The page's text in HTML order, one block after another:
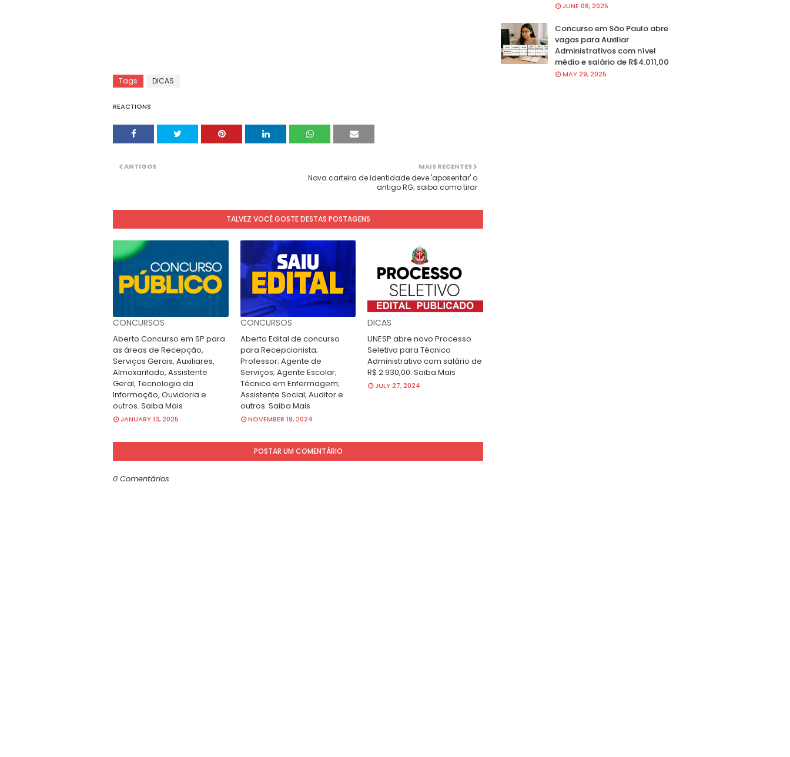
Tags DICAS
REACTIONS
MAIS RECENTES
Nova carteira de identidade deve 'aposentar' o
antigo RG; saiba como tirar
ANTIGOS
TALVEZ VOCÊ GOSTE DESTAS POSTAGENS
CONCURSOS
Aberto Concurso em SP para
as áreas de Recepção,
Serviços Gerais, Auxiliares,
Almoxarifado, Assistente
Geral, Tecnologia da
Informação, Ouvidoria e
outros. Saiba Mais
JANUARY 13, 2025
CONCURSOS
Aberto Edital de concurso
para Recepcionista;
Professor; Agente de
Serviços; Agente Escolar;
Técnico em Enfermagem;
Assistente Social; Auditor e
outros. Saiba Mais
NOVEMBER 19, 2024
DICAS
UNESP abre novo Processo
Seletivo para Técnico
Administrativo com salário de
R$ 2.930,00. Saiba Mais
JULY 27, 2024
POSTAR UM COMENTÁRIO
0 Comentários
JUNE 08, 2025
Concurso em São Paulo abre
vagas para Auxiliar
Administrativos com nível
médio e salário de R$4.011,00
MAY 29, 2025